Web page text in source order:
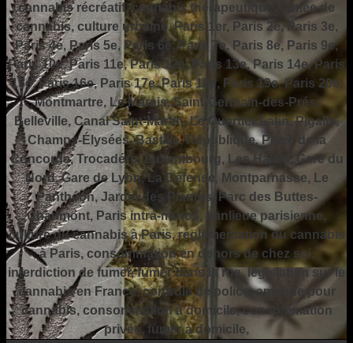
cannabis récréatif, cannabis thérapeutique, fumée de
cannabis, culture urbaine, Paris 1er, Paris 2e, Paris 3e,
Paris 4e, Paris 5e, Paris 6e, Paris 7e, Paris 8e, Paris 9e,
Paris 10e, Paris 11e, Paris 12e, Paris 13e, Paris 14e, Paris
15e, Paris 16e, Paris 17e, Paris 18e, Paris 19e, Paris 20e,
Montmartre, Le Marais, Saint-Germain-des-Prés,
Belleville, Canal Saint-Martin, Le Quartier Latin, Pigalle,
Champs-Élysées, Bastille, République, Place de la
Concorde, Trocadéro, Luxembourg, Les Halles, Gare du
Nord, Gare de Lyon, La Défense, Montparnasse, Le
Panthéon, Jardin des Plantes, Parc des Buttes-
Chaumont, Paris intra-muros, banlieue parisienne,
culture du cannabis à Paris, réglementation du cannabis
à Paris, consommation en dehors de chez soi,
interdiction de fumer, fumer dans la rue, législation sur le
cannabis en France, contrôle de police, amende pour
cannabis, consommation à domicile, consommation
privée, fumer à domicile,